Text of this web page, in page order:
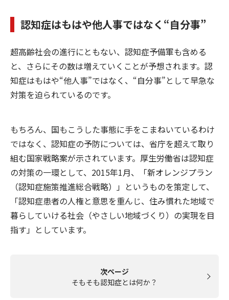
認知症はもはや他人事ではなく“自分事”
超高齢社会の進行にともない、認知症予備軍も含める
と、さらにその数は増えていくことが予想されます。認
知症はもはや“他人事”ではなく、“自分事”として早急な
対策を迫られているのです。
もちろん、国もこうした事態に手をこまねいているわけ
ではなく、認知症の予防については、省庁を超えて取り
組む国家戦略案が示されています。厚生労働省は認知症
の対策の一環として、2015年1月、「新オレンジプラン
（認知症施策推進総合戦略）」というものを策定して、
「認知症患者の人権と意思を重んじ、住み慣れた地域で
暮らしていける社会（やさしい地域づくり）の実現を目
指す」としています。
次ページ
そもそも認知症とは何か？